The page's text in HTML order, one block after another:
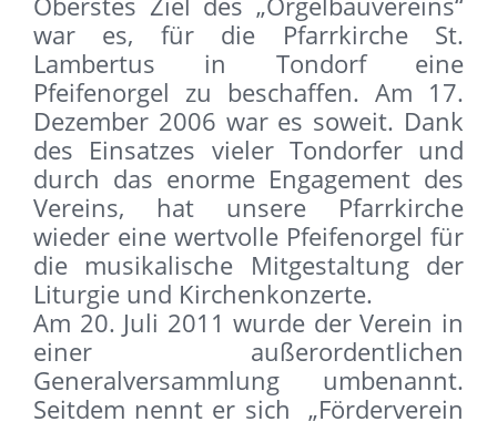
war es, für die Pfarrkirche St.
Lambertus in Tondorf eine
Pfeifenorgel zu beschaffen. Am 17.
Dezember 2006 war es soweit. Dank
des Einsatzes vieler Tondorfer und
durch das enorme Engagement des
Vereins, hat unsere Pfarrkirche
wieder eine wertvolle Pfeifenorgel für
die musikalische Mitgestaltung der
Liturgie und Kirchenkonzerte.
Am 20. Juli 2011 wurde der Verein in
einer außerordentlichen
Generalversammlung umbenannt.
Seitdem nennt er sich „Förderverein